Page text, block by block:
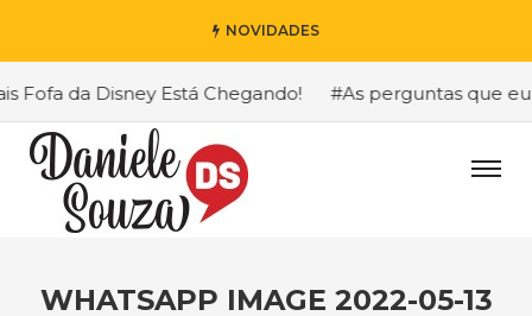
NOVIDADES
da Disney Está Chegando! #As perguntas que eu
WHATSAPP IMAGE 2022-05-13